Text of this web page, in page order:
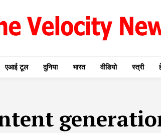
एआई टूल दुनिया भारत वीडियो स्त्री